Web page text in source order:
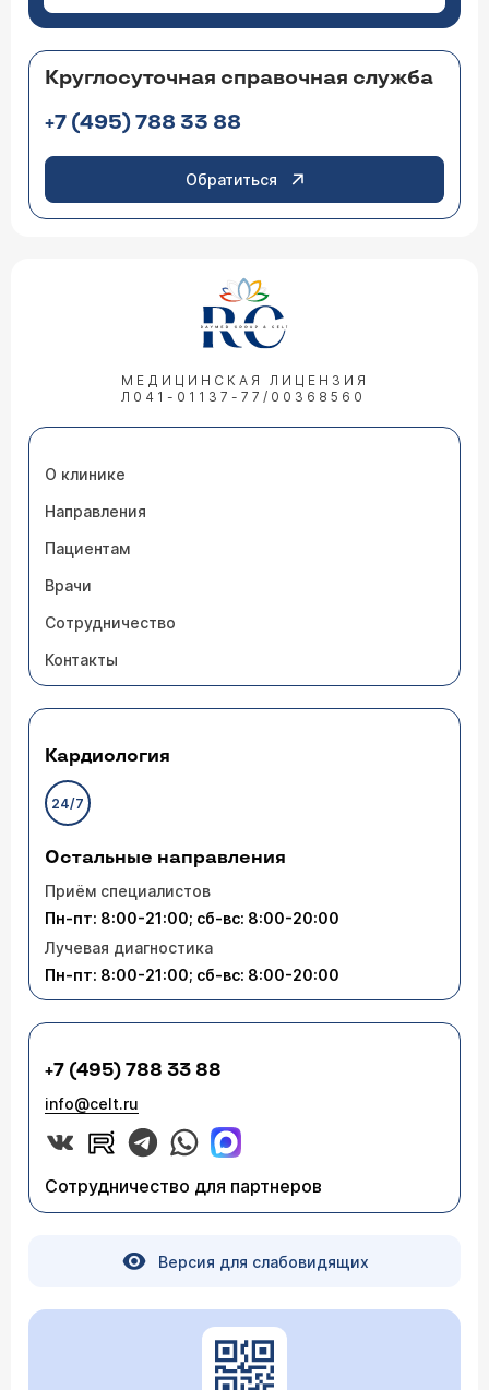
Круглосуточная справочная служба
+7 (495) 788 33 88
Обратиться
МЕДИЦИНСКАЯ ЛИЦЕНЗИЯ
Л041-01137-77/00368560
О клинике
Направления
Пациентам
Врачи
Сотрудничество
Контакты
Кардиология
24/7
Остальные направления
Приём специалистов
Пн-пт: 8:00-21:00; сб-вс: 8:00-20:00
Лучевая диагностика
Пн-пт: 8:00-21:00; сб-вс: 8:00-20:00
+7 (495) 788 33 88
info@celt.ru
Сотрудничество для партнеров
Версия для слабовидящих